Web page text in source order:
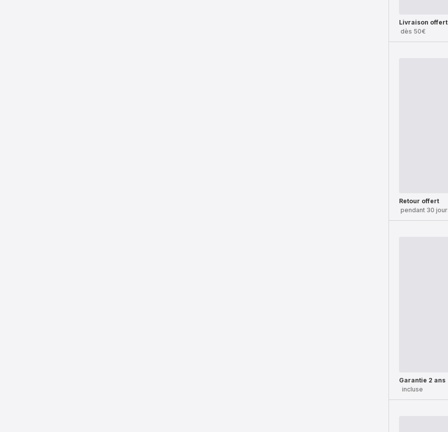
Livraison
dès 50€
Retour offert
pendant 30
Garantie 2 ans
incluse